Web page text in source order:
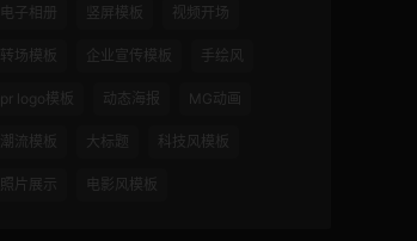
电子相册 竖屏模板 视频开场
转场模板 企业宣传模板 手绘风
pr logo模板 动态海报 MG动画
潮流模板 大标题 科技风模板
照片展示 电影风模板